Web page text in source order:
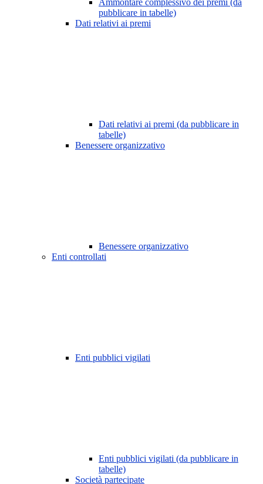
Ammontare complessivo dei premi (da
pubblicare in tabelle)
Dati relativi ai premi
Dati relativi ai premi (da pubblicare in
tabelle)
Benessere organizzativo
Benessere organizzativo
Enti controllati
Enti pubblici vigilati
Enti pubblici vigilati (da pubblicare in
tabelle)
Società partecipate